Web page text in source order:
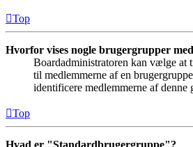
Top
Hvorfor vises nogle brugergrupper
Boardadministratoren kan vælge at
til medlemmerne af en
identificere medlemmerne af denne
Top